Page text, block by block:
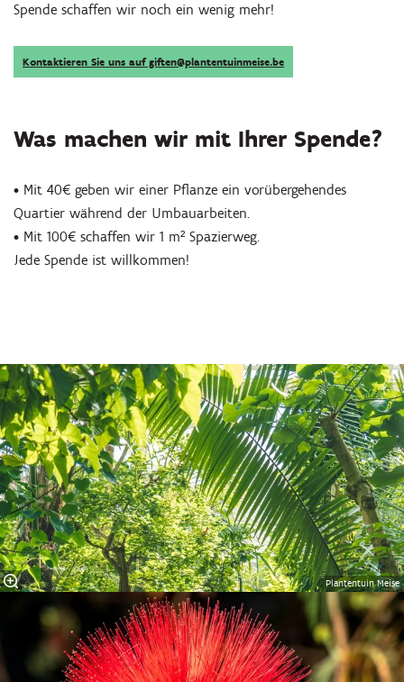
Spende schaffen wir noch ein wenig mehr!
Kontaktieren Sie uns auf giften@plantentuinmeise.be
Was machen wir mit Ihrer Spende?
• Mit 40€ geben wir einer Pflanze ein vorübergehendes
Quartier während der Umbauarbeiten.
• Mit 100€ schaffen wir 1 m² Spazierweg.
Jede Spende ist willkommen!
Plantentuin Meise